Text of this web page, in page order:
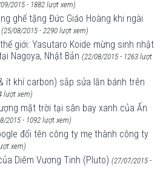
2015 - 1882 lượt xem)
ghế tặng Đức Giáo Hoàng khi ngài
(25/08/2015 - 2290 lượt xem)
giới: Yasutaro Koide mừng sinh nhật
Nagoya, Nhật Bản (22/08/2015 - 1263 lượt
ít khí carbon) sắp sửa lăn bánh trên
lượt xem)
mặt trời tại sân bay xanh của Ấn
2015 - 1092 lượt xem)
đổi tên công ty mẹ thành công ty
xem)
Diêm Vương Tinh (Pluto) (27/07/2015 -